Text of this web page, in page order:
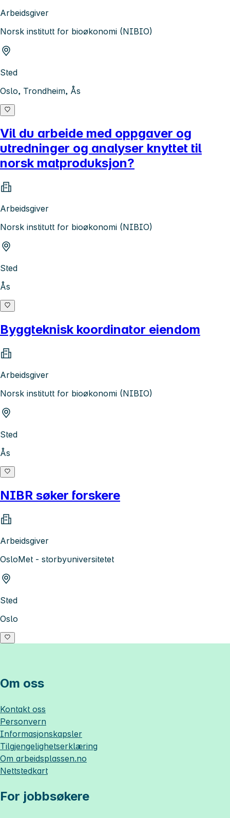
Arbeidsgiver
Norsk institutt for bioøkonomi (NIBIO)
Sted
Oslo, Trondheim, Ås
Vil du arbeide med oppgaver og
utredninger og analyser knyttet til
norsk matproduksjon?
Arbeidsgiver
Norsk institutt for bioøkonomi (NIBIO)
Sted
Ås
Byggteknisk koordinator eiendom
Arbeidsgiver
Norsk institutt for bioøkonomi (NIBIO)
Sted
Ås
NIBR søker forskere
Arbeidsgiver
OsloMet - storbyuniversitetet
Sted
Oslo
Om oss
Kontakt oss
Personvern
Informasjonskapsler
Tilgjengelighetserklæring
Om arbeidsplassen.no
Nettstedkart
For jobbsøkere